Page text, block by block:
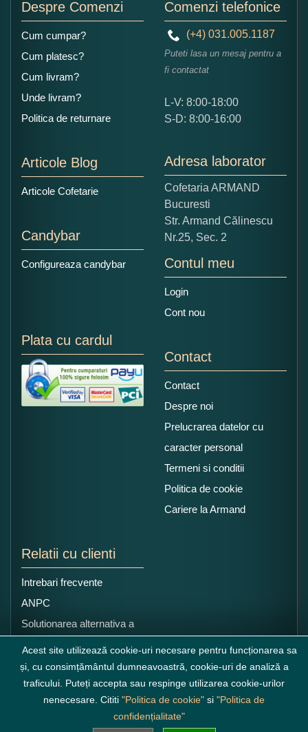
Ce nota acordati acestui produs?
5
Copiati alaturi numarul din imagine:
Despre Comenzi
Cum cumpar?
Cum platesc?
Cum livram?
Unde livram?
Politica de returnare
Articole Blog
Articole Cofetarie
Candybar
Configureaza candybar
Comenzi telefonice
(+4) 031.005.1187
Puteti lasa un mesaj pentru a
fi contactat
L-V: 8:00-18:00
S-D: 8:00-16:00
Adresa laborator
Cofetaria ARMAND
Bucuresti
Str. Armand Călinescu
Nr.25, Sec. 2
Contul meu
Login
Cont nou
Plata cu cardul
Contact
Contact
Despre noi
Prelucrarea datelor cu
caracter personal
Termeni si conditii
Politica de cookie
Cariere la Armand
Relatii cu clienti
Intrebari frecvente
ANPC
Solutionarea alternativa a
litigiilor
Acest site utilizează cookie-uri necesare pentru funcționarea sa
și, cu consimțământul dumneavoastră, cookie-uri de analiză a
traficului. Puteți accepta sau respinge utilizarea cookie-urilor
nenecesare. Cititi "Politica de cookie" si "Politica de
confidențialitate"